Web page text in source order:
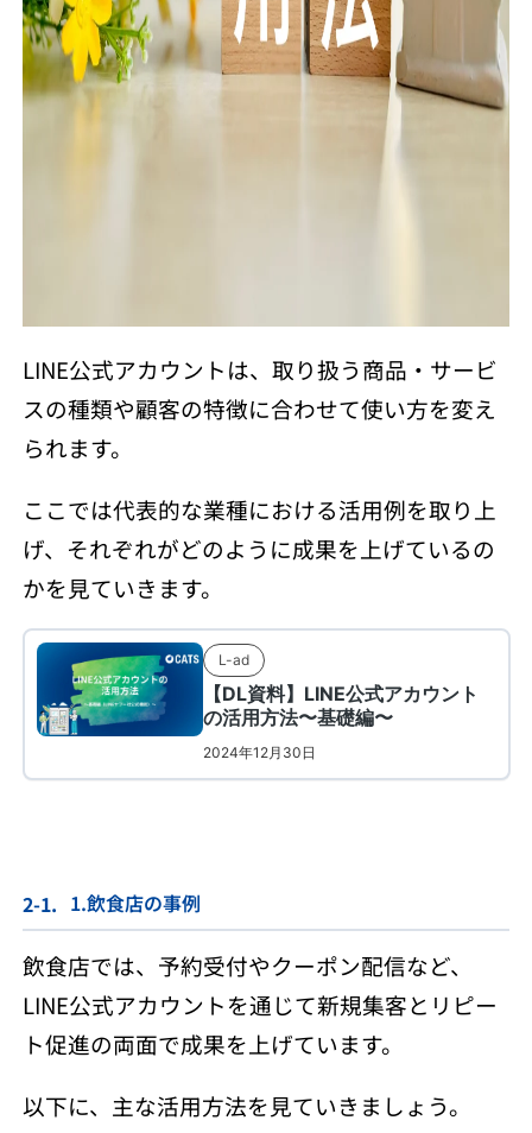
LINE公式アカウントは、取り扱う商品・サービ
スの種類や顧客の特徴に合わせて使い方を変え
られます。
ここでは代表的な業種における活用例を取り上
げ、それぞれがどのように成果を上げているの
かを見ていきます。
1.飲食店の事例
飲食店では、予約受付やクーポン配信など、
LINE公式アカウントを通じて新規集客とリピー
ト促進の両面で成果を上げています。
以下に、主な活用方法を見ていきましょう。